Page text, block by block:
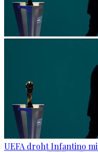
UEFA droht Infantino